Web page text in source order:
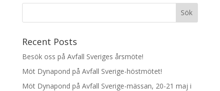
Recent Posts
Besök oss på Avfall Sveriges årsmöte!
Möt Dynapond på Avfall Sverige-höstmötet!
Möt Dynapond på Avfall Sverige-mässan, 20-21 maj i